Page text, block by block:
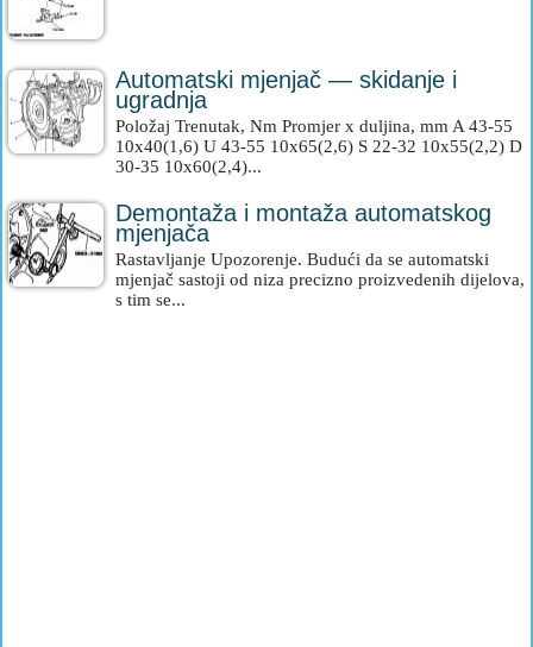
Automatski mjenjač — skidanje i
ugradnja
Položaj Trenutak, Nm Promjer x duljina, mm A 43-55
10x40(1,6) U 43-55 10x65(2,6) S 22-32 10x55(2,2) D
30-35 10x60(2,4)...
Demontaža i montaža automatskog
mjenjača
Rastavljanje Upozorenje. Budući da se automatski
mjenjač sastoji od niza precizno proizvedenih dijelova,
s tim se...